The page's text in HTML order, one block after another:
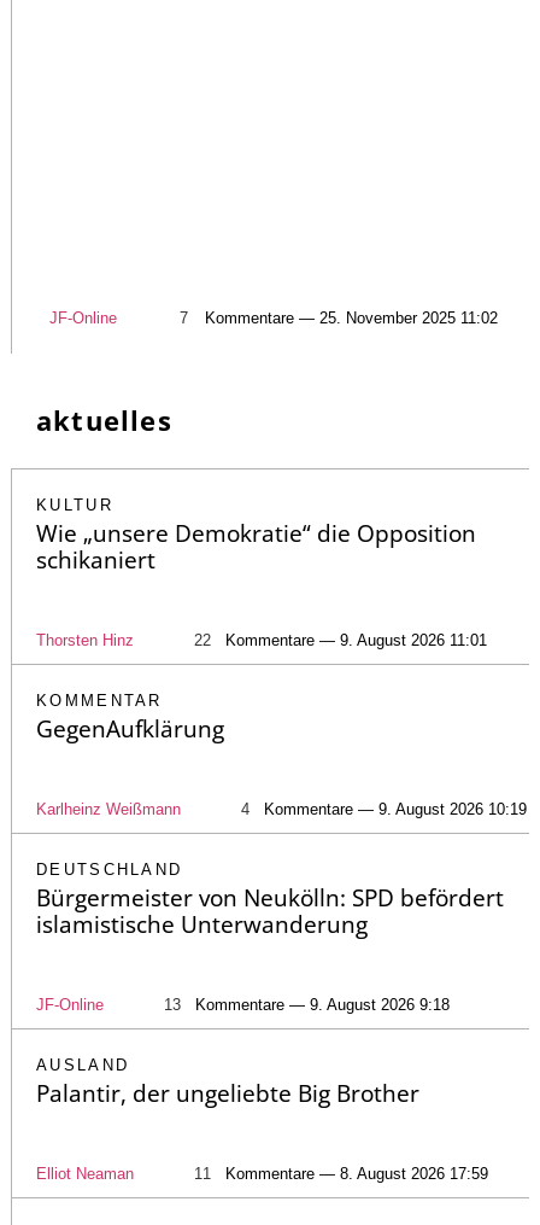
JF-Online 7 Kommentare — 25. November 2025 11:02
aktuelles
KULTUR
Wie „unsere Demokratie“ die Opposition
schikaniert
Thorsten Hinz 22 Kommentare — 9. August 2026 11:01
KOMMENTAR
GegenAufklärung
Karlheinz Weißmann 4 Kommentare — 9. August 2026 10:19
DEUTSCHLAND
Bürgermeister von Neukölln: SPD befördert
islamistische Unterwanderung
JF-Online 13 Kommentare — 9. August 2026 9:18
AUSLAND
Palantir, der ungeliebte Big Brother
Elliot Neaman 11 Kommentare — 8. August 2026 17:59